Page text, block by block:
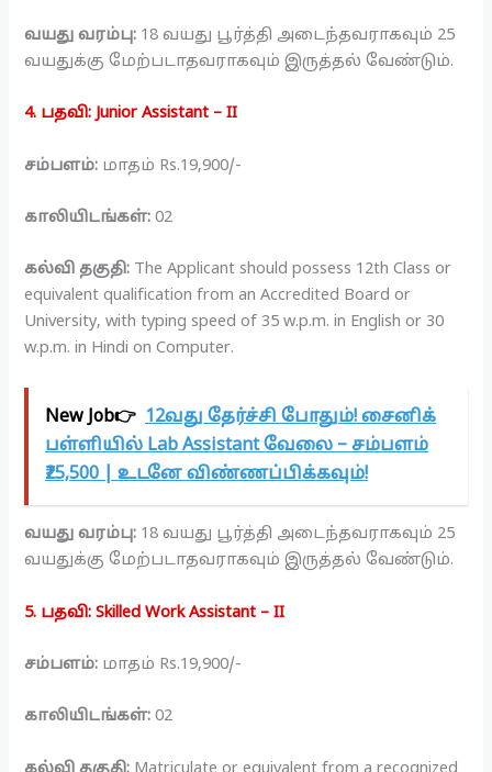
வயது வரம்பு: 18 வயது பூர்த்தி அடைந்தவராகவும் 25
வயதுக்கு மேற்படாதவராகவும் இருத்தல் வேண்டும்.
4. பதவி: Junior Assistant – II
சம்பளம்: மாதம் Rs.19,900/-
காலியிடங்கள்: 02
கல்வி தகுதி: The Applicant should possess 12th Class or
equivalent qualification from an Accredited Board or
University, with typing speed of 35 w.p.m. in English or 30
w.p.m. in Hindi on Computer.
New Job👉 12வது தேர்ச்சி போதும்! சைனிக்
பள்ளியில் Lab Assistant வேலை – சம்பளம்
₹25,500 | உடனே விண்ணப்பிக்கவும்!
வயது வரம்பு: 18 வயது பூர்த்தி அடைந்தவராகவும் 25
வயதுக்கு மேற்படாதவராகவும் இருத்தல் வேண்டும்.
5. பதவி: Skilled Work Assistant – II
சம்பளம்: மாதம் Rs.19,900/-
காலியிடங்கள்: 02